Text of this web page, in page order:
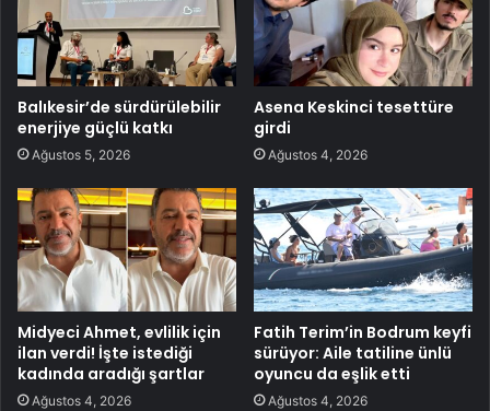
Balıkesir’de sürdürülebilir
enerjiye güçlü katkı
Ağustos 5, 2026
Asena Keskinci tesettüre
girdi
Ağustos 4, 2026
Midyeci Ahmet, evlilik için
ilan verdi! İşte istediği
kadında aradığı şartlar
Ağustos 4, 2026
Fatih Terim’in Bodrum keyfi
sürüyor: Aile tatiline ünlü
oyuncu da eşlik etti
Ağustos 4, 2026